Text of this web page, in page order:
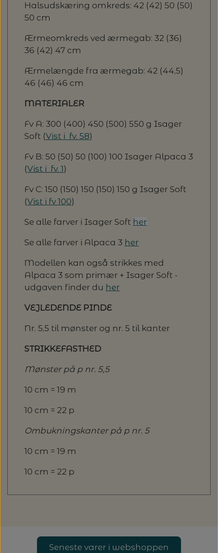
Halsudskæring omkreds: 42 (42) 50 (50)
50 cm
Ærmeomkreds ved ærmegab: 32 (36)
36 (42) 47 cm
Ærmelængde fra ærmegab: 42 (44,5)
46 (46) 46 cm
MATERIALER
Fv A: 300 (400) 450 (500) 550 g Isager
Soft (Vist i fv. 58)
Fv B: 50 (50) 50 (100) 100 Isager Alpaca 3
(Vist i fv. 1)
Fv C: 150 (150) 150 (150) 150 g Isager Soft
(Vist i fv 100)
Se alle farver i Isager Soft her
Se alle farver i Alpaca 3 her
Modellen kan også strikkes med
Alpaca 3 som primær + Isager Soft -
udgaven finder du her
VEJLEDENDE PINDE
Nr. 5,5 til mønster og nr. 5 til kanter
STRIKKEFASTHED
Mønster på p nr. 5,5
10 cm = 19 m
10 cm = 22 p
Ombukningskanter på p nr. 5
10 cm = 19 m
10 cm = 22 p
Seneste varer i webshoppen